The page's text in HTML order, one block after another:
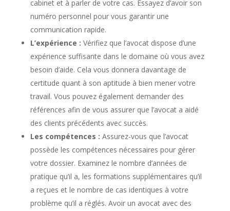
cabinet et à parler de votre cas. Essayez d’avoir son
numéro personnel pour vous garantir une
communication rapide.
L’expérience : Vérifiez que l’avocat dispose d’une
expérience suffisante dans le domaine où vous avez
besoin d’aide. Cela vous donnera davantage de
certitude quant à son aptitude à bien mener votre
travail. Vous pouvez également demander des
références afin de vous assurer que l’avocat a aidé
des clients précédents avec succès.
Les compétences : Assurez-vous que l’avocat
possède les compétences nécessaires pour gérer
votre dossier. Examinez le nombre d’années de
pratique qu’il a, les formations supplémentaires qu’il
a reçues et le nombre de cas identiques à votre
problème qu’il a réglés. Avoir un avocat avec des